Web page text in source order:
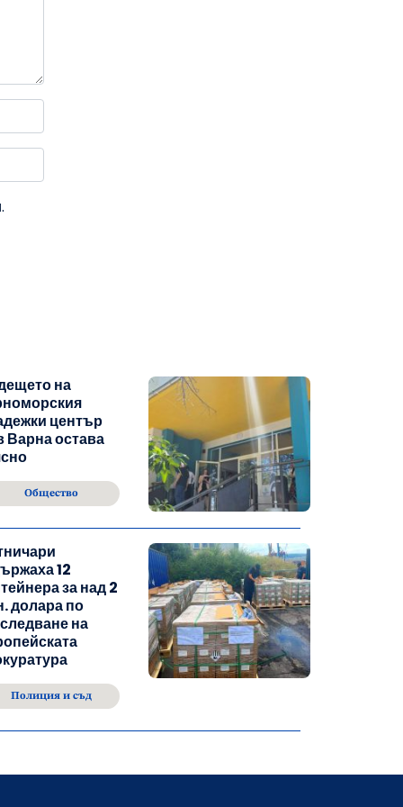
на
център
Варна остава
Общество
12
за над 2
долара по
на
Полиция и съд